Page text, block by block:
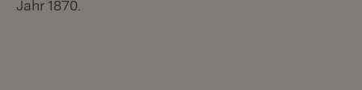
Jahr 1870.